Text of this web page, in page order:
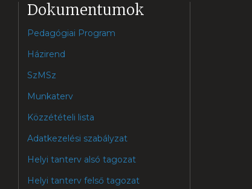
Dokumentumok
Pedagógiai Program
Házirend
SzMSz
Munkaterv
Közzétételi lista
Adatkezelési szabályzat
Helyi tanterv alsó tagozat
Helyi tanterv felső tagozat